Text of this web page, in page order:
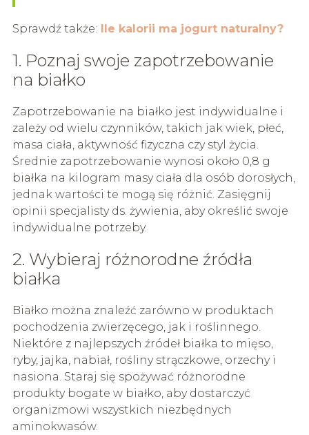
Sprawdź także: Ile kalorii ma jogurt naturalny?
1. Poznaj swoje zapotrzebowanie
na białko
Zapotrzebowanie na białko jest indywidualne i
zależy od wielu czynników, takich jak wiek, płeć,
masa ciała, aktywność fizyczna czy styl życia.
Średnie zapotrzebowanie wynosi około 0,8 g
białka na kilogram masy ciała dla osób dorosłych,
jednak wartości te mogą się różnić. Zasięgnij
opinii specjalisty ds. żywienia, aby określić swoje
indywidualne potrzeby.
2. Wybieraj różnorodne źródła
białka
Białko można znaleźć zarówno w produktach
pochodzenia zwierzęcego, jak i roślinnego.
Niektóre z najlepszych źródeł białka to mięso,
ryby, jajka, nabiał, rośliny strączkowe, orzechy i
nasiona. Staraj się spożywać różnorodne
produkty bogate w białko, aby dostarczyć
organizmowi wszystkich niezbędnych
aminokwasów.